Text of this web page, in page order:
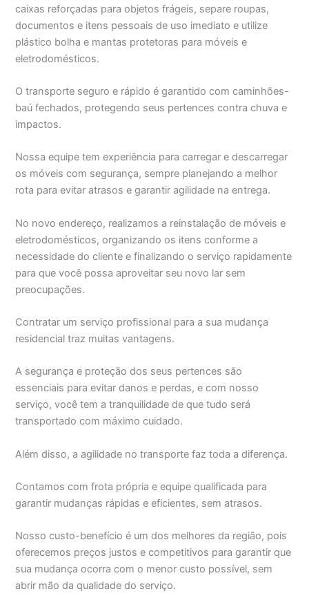
caixas reforçadas para objetos frágeis, separe roupas,
documentos e itens pessoais de uso imediato e utilize
plástico bolha e mantas protetoras para móveis e
eletrodomésticos.
O transporte seguro e rápido é garantido com caminhões-
baú fechados, protegendo seus pertences contra chuva e
impactos.
Nossa equipe tem experiência para carregar e descarregar
os móveis com segurança, sempre planejando a melhor
rota para evitar atrasos e garantir agilidade na entrega.
No novo endereço, realizamos a reinstalação de móveis e
eletrodomésticos, organizando os itens conforme a
necessidade do cliente e finalizando o serviço rapidamente
para que você possa aproveitar seu novo lar sem
preocupações.
Contratar um serviço profissional para a sua mudança
residencial traz muitas vantagens.
A segurança e proteção dos seus pertences são
essenciais para evitar danos e perdas, e com nosso
serviço, você tem a tranquilidade de que tudo será
transportado com máximo cuidado.
Além disso, a agilidade no transporte faz toda a diferença.
Contamos com frota própria e equipe qualificada para
garantir mudanças rápidas e eficientes, sem atrasos.
Nosso custo-benefício é um dos melhores da região, pois
oferecemos preços justos e competitivos para garantir que
sua mudança ocorra com o menor custo possível, sem
abrir mão da qualidade do serviço.